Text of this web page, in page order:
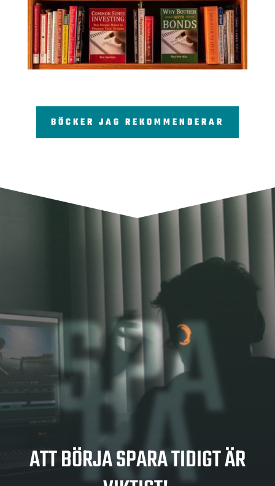
BÖCKER JAG REKOMMENDERAR
SPA
ATT BÖRJA SPARA TIDIGT ÄR